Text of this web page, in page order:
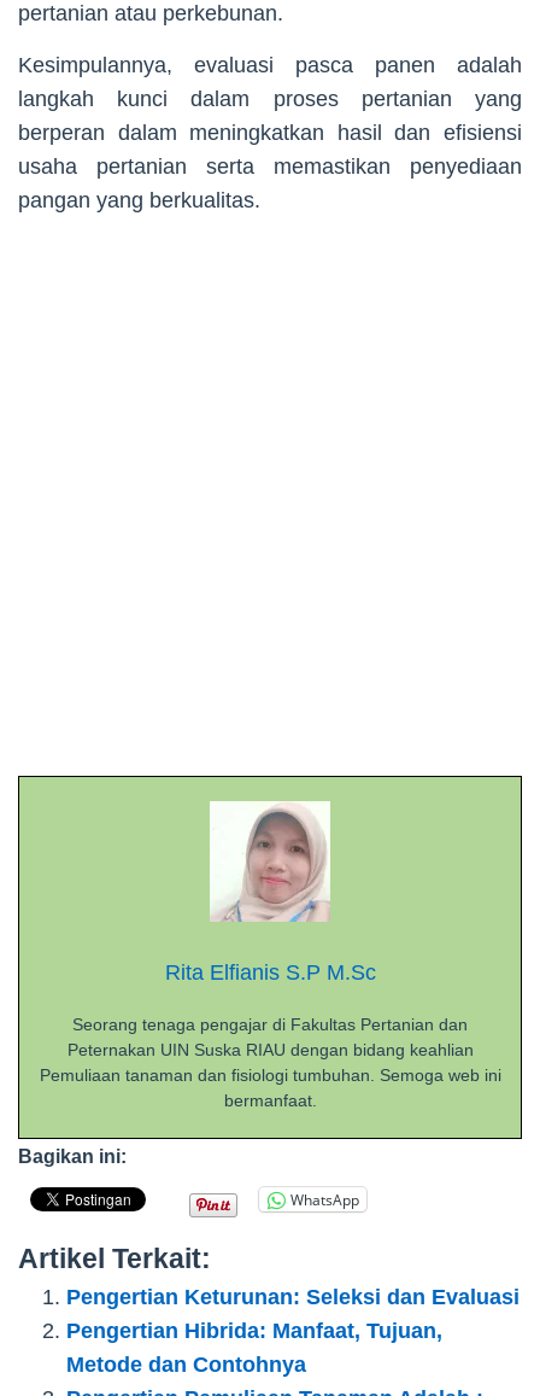
pertanian atau perkebunan.
Kesimpulannya, evaluasi pasca panen adalah
langkah kunci dalam proses pertanian yang
berperan dalam meningkatkan hasil dan efisiensi
usaha pertanian serta memastikan penyediaan
pangan yang berkualitas.
Rita Elfianis S.P M.Sc
Seorang tenaga pengajar di Fakultas Pertanian dan
Peternakan UIN Suska RIAU dengan bidang keahlian
Pemuliaan tanaman dan fisiologi tumbuhan. Semoga web ini
bermanfaat.
Bagikan ini:
WhatsApp
Artikel Terkait:
Pengertian Keturunan: Seleksi dan Evaluasi
Pengertian Hibrida: Manfaat, Tujuan,
Metode dan Contohnya